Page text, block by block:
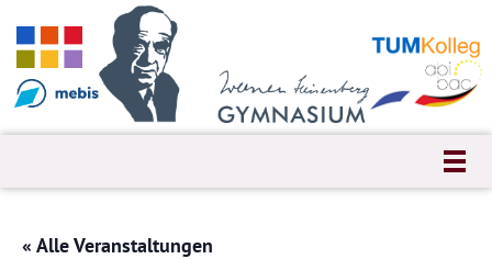
« Alle Veranstaltungen